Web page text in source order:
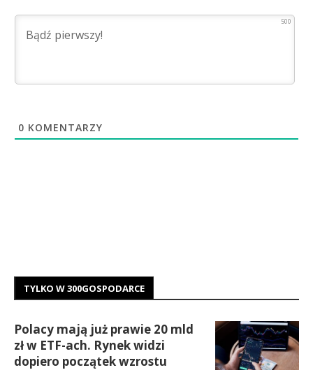
500
0 KOMENTARZY
TYLKO W 300GOSPODARCE
Polacy mają już prawie 20 mld
zł w ETF-ach. Rynek widzi
dopiero początek wzrostu